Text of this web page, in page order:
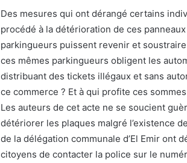
Des mesures qui ont dérangé certains
procédé à la détérioration de ces
parkingueurs puissent revenir et
ces mêmes parkingueurs obligent les
distribuant des tickets illégaux et sans
ce commerce ? Et à qui profite ces
Les auteurs de cet acte ne se soucient
détériorer les plaques malgré l’existence
de la délégation communale d’El Emir ont
citoyens de contacter la police sur le